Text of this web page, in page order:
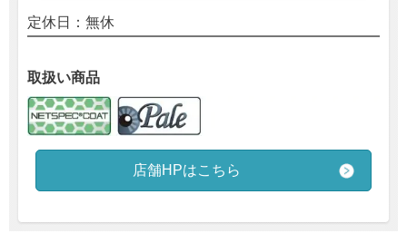
定休日：無休
取扱い商品
店舗HPはこちら